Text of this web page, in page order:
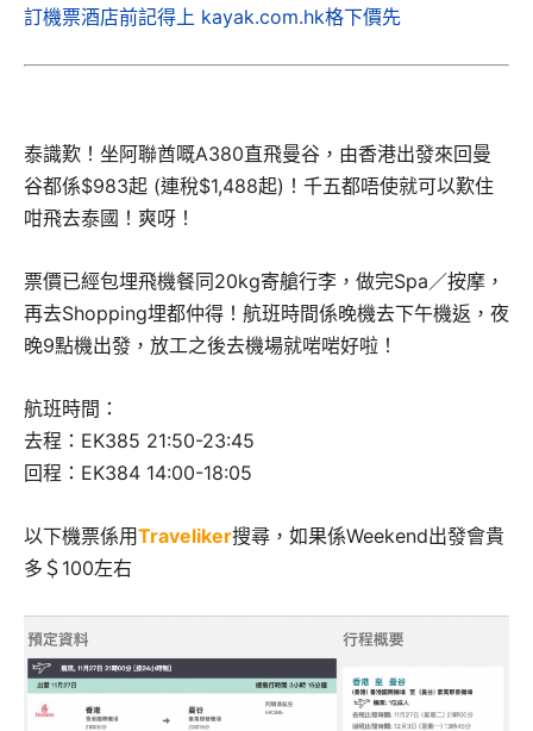
訂機票酒店前記得上 kayak.com.hk格下價先
泰識歎！坐阿聯酋嘅A380直飛曼谷，由香港出發來回曼
谷都係$983起 (連稅$1,488起)！千五都唔使就可以歎住
咁飛去泰國！爽呀！
票價已經包埋飛機餐同20kg寄艙行李，做完Spa／按摩，
再去Shopping埋都仲得！航班時間係晚機去下午機返，夜
晚9點機出發，放工之後去機場就啱啱好啦！
航班時間：
去程：EK385 21:50-23:45
回程：EK384 14:00-18:05
以下機票係用Traveliker搜尋，如果係Weekend出發會貴
多＄100左右